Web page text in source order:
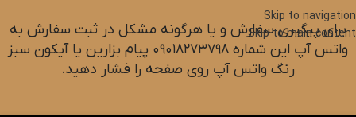
Skip to navigation
Skip to main content
برای پیگیری سفارش و یا هرگونه مشکل در ثبت سفارش به
واتس آپ این شماره ۰۹۰۱۸۲۷۳۷۹۸ پیام بزارین یا آیکون سبز
رنگ واتس آپ روی صفحه را فشار دهید.